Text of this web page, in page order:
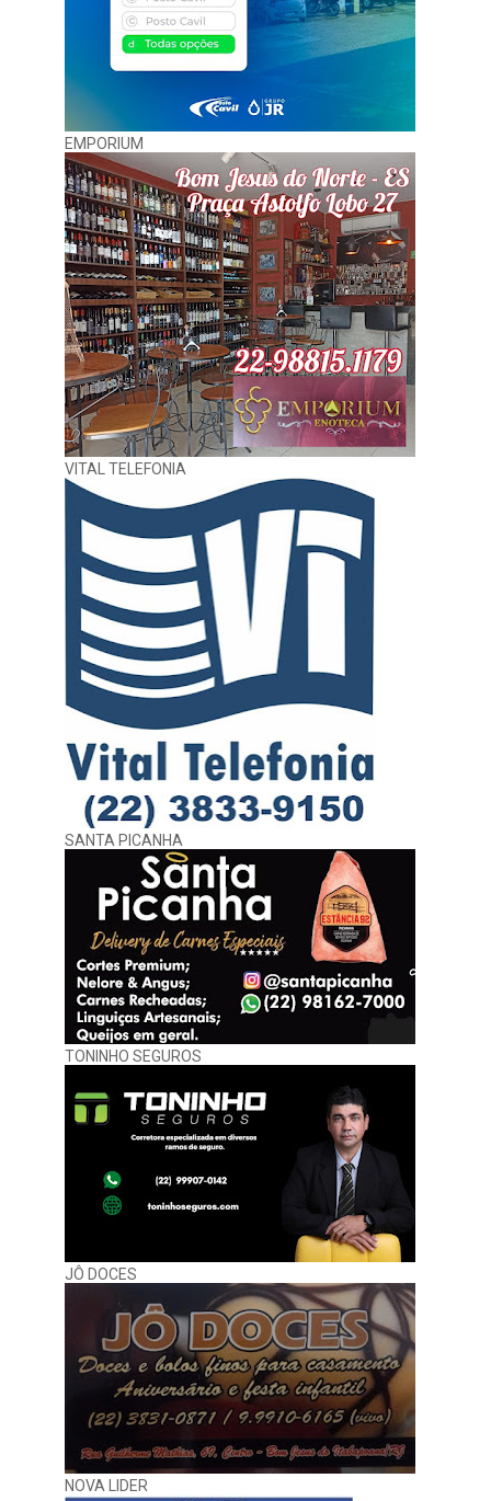
EMPORIUM
VITAL TELEFONIA
SANTA PICANHA
TONINHO SEGUROS
JÔ DOCES
NOVA LIDER